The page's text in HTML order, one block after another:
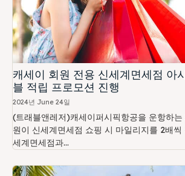
캐세이 회원 전용 신세계면세점 아
블 적립 프로모션 진행
2024년 June 24일
(트래블앤레저)캐세이퍼시픽항공을 운항하는
원이 신세계면세점 쇼핑 시 마일리지를 2배씩
세계면세점과...